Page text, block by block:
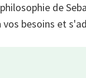
de
besoins et